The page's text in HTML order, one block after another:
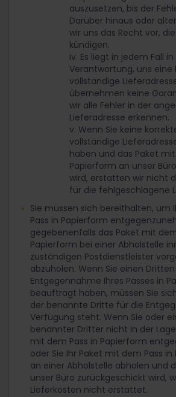
auszusetzen, bis der
Darüber hinaus oder
wir uns das Recht vor,
kündigen.
iv. Es liegt in jedem Fall in
Verantwortung, uns eine
vollständige
übernehmen keine
wir alle Fehler in der
Lieferadresse erkennen.
v. Wenn Sie keine
vollständige
haben und das Paket
Papierform an unser
wird, erstatten wir nicht
für die fehlgeschlagene
Sie müssen sich bereithalten, um
Pass in Papierform
gegebenenfalls das Paket mit
Papierform bei einer Abholstelle
zuständigen Postdienstleister
abzuholen. Wenn Sie einen
Entgegennahme Ihres Passes in
beauftragt haben, müssen Sie
der benannte Dritte für die
Verfügung steht. Wenn Sie oder
benannter Dritter nicht in der
mit dem Pass in Papierform
oder Sie Ihr Paket mit dem Pass
an einer Abholstelle abholen und
unser Büro zurückgeschickt wird,
Lieferkosten nicht erstattet.